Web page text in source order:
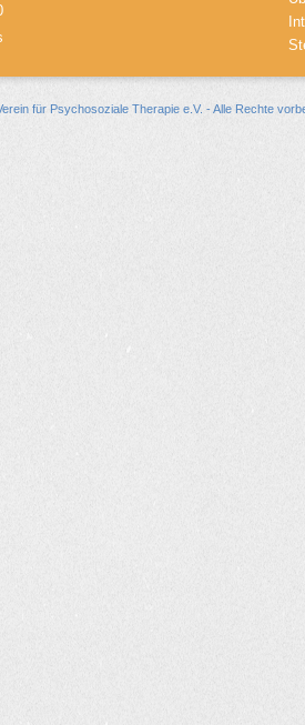
für Psychosoziale Therapie e.V. - Alle Rechte